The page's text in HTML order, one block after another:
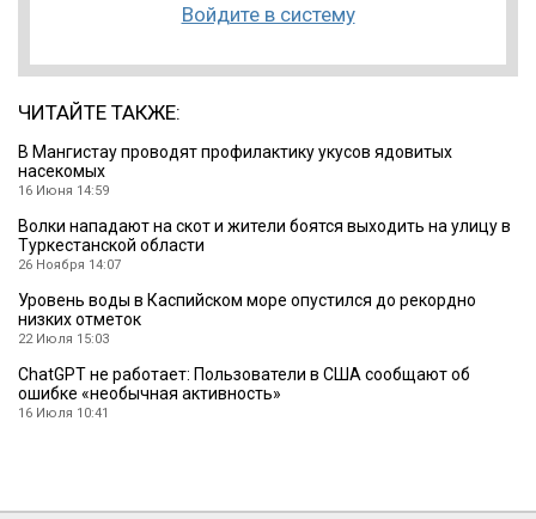
Войдите в систему
ЧИТАЙТЕ ТАКЖЕ:
В Мангистау проводят профилактику укусов ядовитых
насекомых
16 Июня 14:59
Волки нападают на скот и жители боятся выходить на улицу в
Туркестанской области
26 Ноября 14:07
Уровень воды в Каспийском море опустился до рекордно
низких отметок
22 Июля 15:03
ChatGPT не работает: Пользователи в США сообщают об
ошибке «необычная активность»
16 Июля 10:41